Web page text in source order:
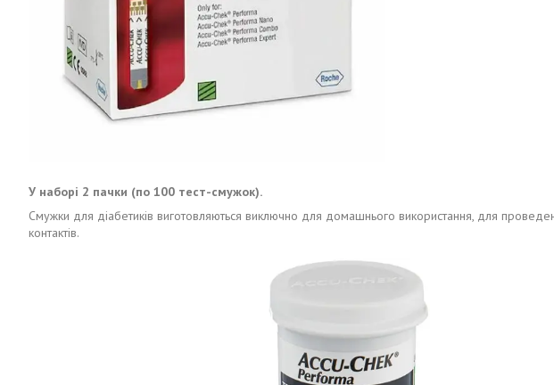
У наборі 2 пачки (по 100 тест-смужок).
Смужки для діабетиків виготовляються виключно для домашнього використання, для
контактів.